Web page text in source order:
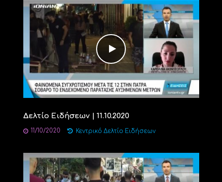
Δελτίο Ειδήσεων | 11.10.2020
11/10/2020 Κεντρικό Δελτίο Ειδήσεων